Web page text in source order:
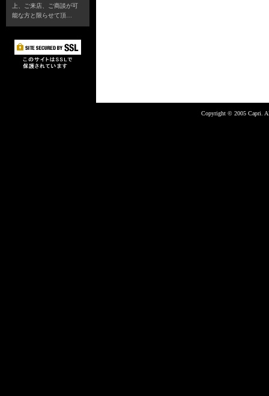
上、ご来店、ご商談が可
能な方と限らせて頂…
Copyright © 2005 Capri.